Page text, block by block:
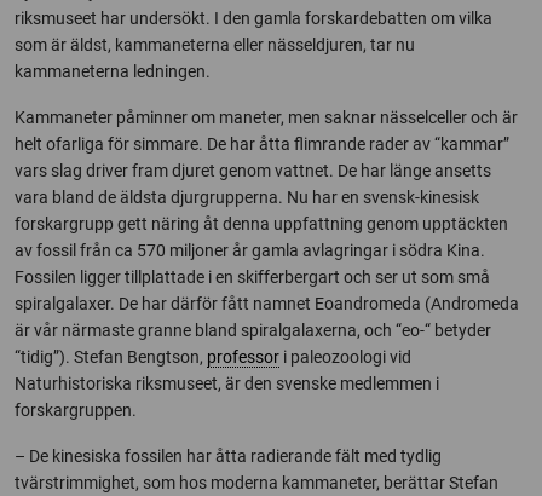
riksmuseet har undersökt. I den gamla forskardebatten om vilka
som är äldst, kammaneterna eller nässeldjuren, tar nu
kammaneterna ledningen.
Kammaneter påminner om maneter, men saknar nässelceller och är
helt ofarliga för simmare. De har åtta flimrande rader av “kammar”
vars slag driver fram djuret genom vattnet. De har länge ansetts
vara bland deäldsta djurgrupperna. Nu har en svensk-kinesisk
forskargrupp gett näring åt denna uppfattning genom upptäckten
av fossil från ca 570 miljoner årgamla avlagringar i södra Kina.
Fossilen ligger tillplattade i en skifferbergart och ser ut som små
spiralgalaxer. De har därför fått namnet Eoandromeda (Andromeda
är vår närmaste granne bland spiralgalaxerna, och “eo-“ betyder
“tidig”). Stefan Bengtson, professor i paleozoologi vid
Naturhistoriska riksmuseet, är den svenske medlemmen i
forskargruppen.
– De kinesiska fossilen har åtta radierande fält med tydlig
tvärstrimmighet, som hos moderna kammaneter, berättar Stefan